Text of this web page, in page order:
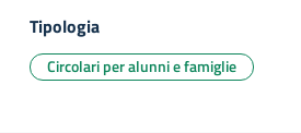
Tipologia
Circolari per alunni e famiglie